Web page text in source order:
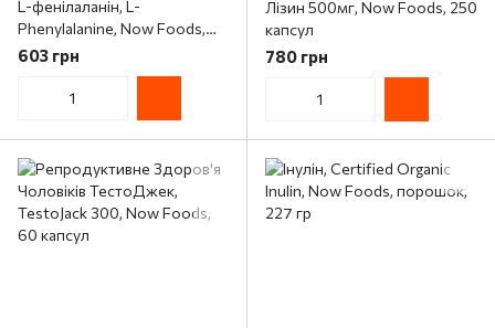
L-фенілаланін, L-
Phenylalanine, Now Foods,
500мг, 120 капсул
603 грн
Лізин 500мг, Now Foods, 250
капсул
780 грн